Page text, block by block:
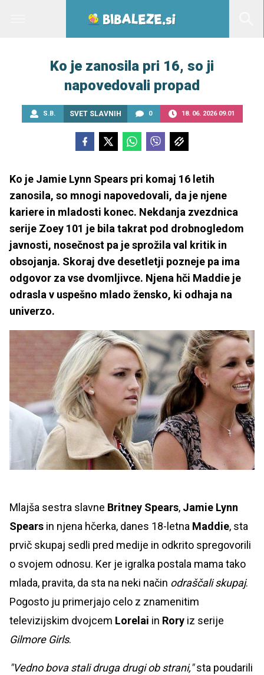
Ko je zanosila pri 16, so ji
napovedovali propad
S.B. SVET SLAVNIH 0 18. 06. 2026 09.01
Ko je Jamie Lynn Spears pri komaj 16 letih
zanosila, so mnogi napovedovali, da je njene
kariere in mladosti konec. Nekdanja zvezdnica
serije Zoey 101 je bila takrat pod drobnogledom
javnosti, nosečnost pa je sprožila val kritik in
obsojanja. Skoraj dve desetletji pozneje pa ima
odgovor za vse dvomljivce. Njena hči Maddie je
odrasla v uspešno mlado žensko, ki odhaja na
univerzo.
Mlajša sestra slavne Britney Spears, Jamie Lynn
Spears in njena hčerka, danes 18-letna Maddie, sta
prvič skupaj sedli pred medije in odkrito spregovorili
o svojem odnosu. Ker je igralka postala mama tako
mlada, pravita, da sta na neki način odraščali skupaj.
Pogosto ju primerjajo celo z znamenitim
televizijskim dvojcem Lorelai in Rory iz serije
Gilmore Girls.
"Vedno bova stali druga drugi ob strani,"sta poudarili